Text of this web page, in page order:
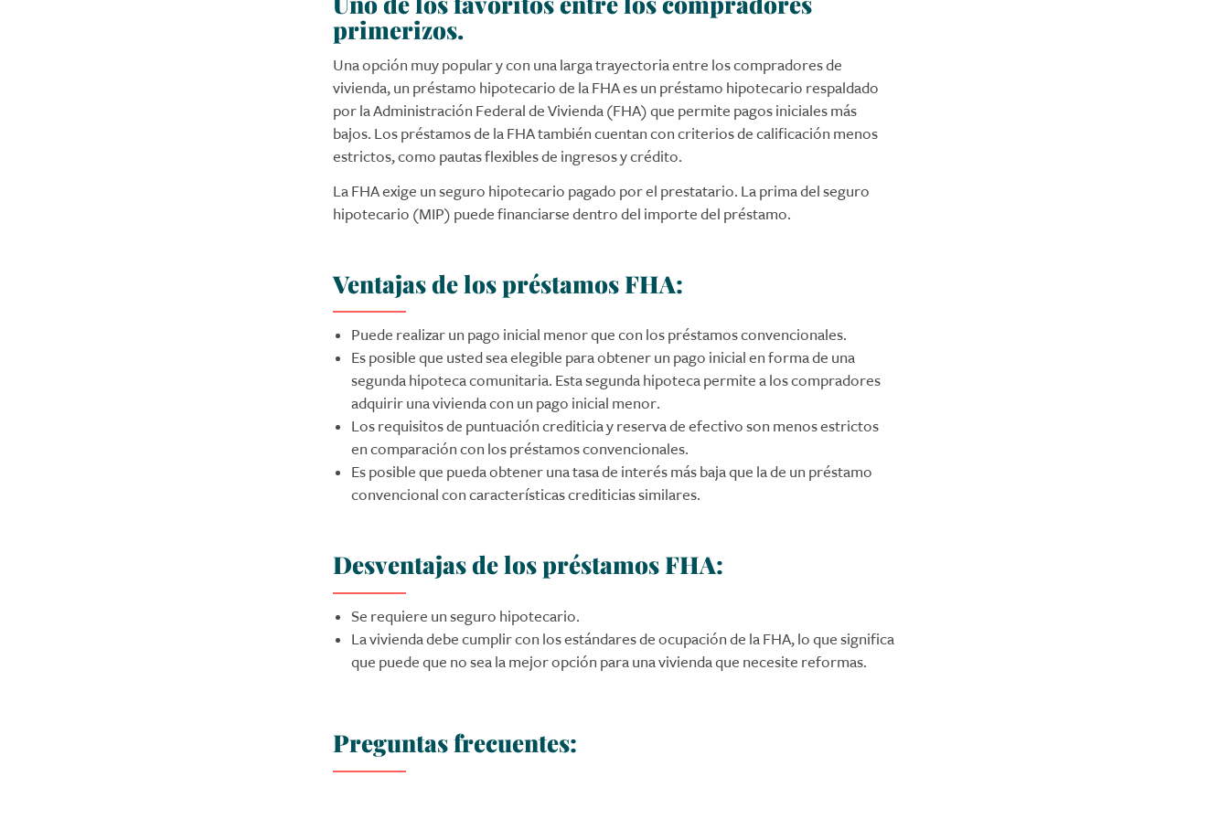
primerizos.
Una opción muy popular y con una larga trayectoria entre los compradores de
vivienda, un préstamo hipotecario de la FHA es un préstamo hipotecario respaldado
por la Administración Federal de Vivienda (FHA) que permite pagos iniciales más
bajos. Los préstamos de la FHA también cuentan con criterios de calificación menos
estrictos, como pautas flexibles de ingresos y crédito.
La FHA exige un seguro hipotecario pagado por el prestatario. La prima del seguro
hipotecario (MIP) puede financiarse dentro del importe del préstamo.
Ventajas de los préstamos FHA:
Puede realizar un pago inicial menor que con los préstamos convencionales.
Es posible que usted sea elegible para obtener un pago inicial en forma de una
segunda hipoteca comunitaria. Esta segunda hipoteca permite a los compradores
adquirir una vivienda con un pago inicial menor.
Los requisitos de puntuación crediticia y reserva de efectivo son menos estrictos
en comparación con los préstamos convencionales.
Es posible que pueda obtener una tasa de interés más baja que la de un préstamo
convencional con características crediticias similares.
Desventajas de los préstamos FHA:
Se requiere un seguro hipotecario.
La vivienda debe cumplir con los estándares de ocupación de la FHA, lo que significa
que puede que no sea la mejor opción para una vivienda que necesite reformas.
Preguntas frecuentes: